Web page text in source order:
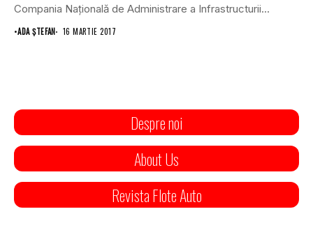
Compania Naţională de Administrare a Infrastructurii...
•ADA ȘTEFAN 16 MARTIE 2017
Despre noi
About Us
Revista Flote Auto